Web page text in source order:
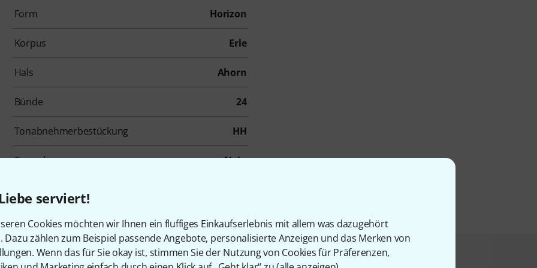
serviert!
Cookies möchten wir Ihnen ein fluffiges Einkaufserlebnis mit allem was dazugehört
Dazu zählen zum Beispiel passende Angebote, personalisierte Anzeigen und das Merken von
Wenn das für Sie okay ist, stimmen Sie der Nutzung von Cookies für Präferenzen,
Form Horizon
Korpus Erle
Hals Ahorn
Bünde 24
Tonabnehmerbestückung HH
Tremolo Nein
Inkl. Gigbag